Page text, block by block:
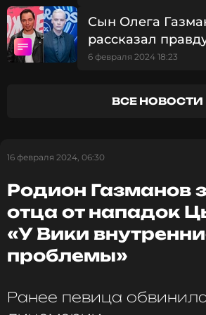
Фото: Сергей Фадеичев/ТАСС
Читайте нас в МАКСе,
Сын Олега
рассказал
SHAMAN
6 февраля 2024 18:23
ВСЕ НОВОСТИ
16 февраля 2024, 06:30
Родион Газманов
отца от нападок
«У Вики
проблемы»
Ранее певица